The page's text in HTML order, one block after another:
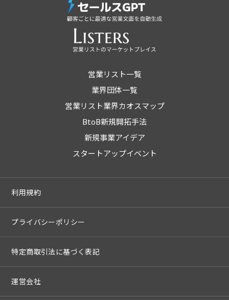
営業リスト一覧
業界団体一覧
営業リスト業界カオスマップ
BtoB新規開拓手法
新規事業アイデア
スタートアップイベント
利用規約
プライバシーポリシー
特定商取引法に基づく表記
運営会社